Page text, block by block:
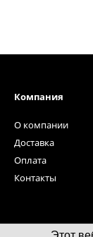
Компания
О компании
Доставка
Оплата
Контакты